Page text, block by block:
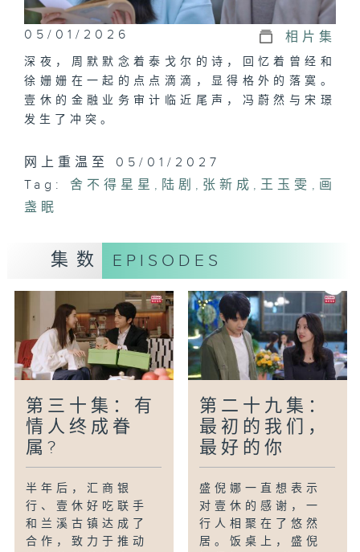
05/01/2026 相片集
深夜，周默默念着泰戈尔的诗，回忆着曾经和
徐姗姗在一起的点点滴滴，显得格外的落寞。
壹休的金融业务审计临近尾声，冯蔚然与宋璟
发生了冲突。
网上重温至 05/01/2027
Tag:
舍不得星星 , 陆剧 , 张新成 , 王玉雯 , 画
盏眠
集数 EPISODES
第三十集：有
情人终成眷
属?
半年后，汇商银
行、壹休好吃联手
和兰溪古镇达成了
合作，致力于推动
第二十九集：
最初的我们，
最好的你
盛倪娜一直想表示
对壹休的感谢，一
行人相聚在了悠然
居。饭桌上，盛倪